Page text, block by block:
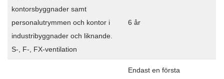
kontorsbyggnader samt
personalutrymmen och kontor i
industribyggnader och liknande.
S-, F-, FX-ventilation
6 år
Endast en första